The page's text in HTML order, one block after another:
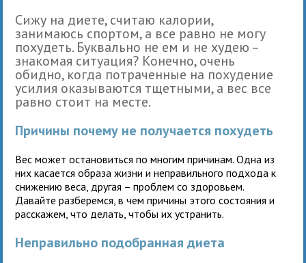
Сижу на диете, считаю калории,
занимаюсь спортом, а все равно не могу
похудеть. Буквально не ем и не худею –
знакомая ситуация? Конечно, очень
обидно, когда потраченные на похудение
усилия оказываются тщетными, а вес все
равно стоит на месте.
Причины почему не получается похудеть
Вес может остановиться по многим причинам. Одна из
них касается образа жизни и неправильного подхода к
снижению веса, другая – проблем со здоровьем.
Давайте разберемся, в чем причины этого состояния и
расскажем, что делать, чтобы их устранить.
Неправильно подобранная диета